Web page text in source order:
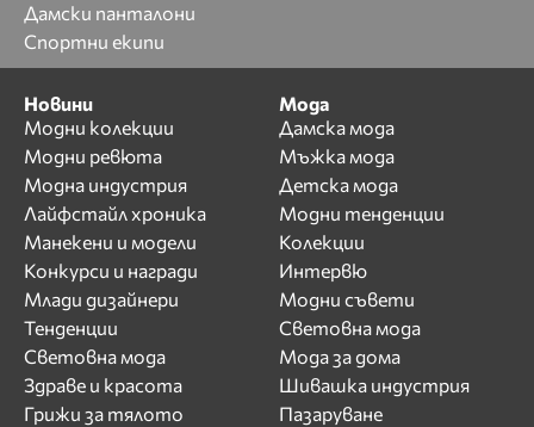
Дамски панталони
Спортни екипи
Новини
Модни колекции
Модни ревюта
Модна индустрия
Лайфстайл хроника
Манекени и модели
Конкурси и награди
Млади дизайнери
Тенденции
Световна мода
Здраве и красота
Грижи за тялото
Мода
Дамска мода
Мъжка мода
Детска мода
Модни тенденции
Колекции
Интервю
Модни съвети
Световна мода
Мода за дома
Шивашка индустрия
Пазаруване